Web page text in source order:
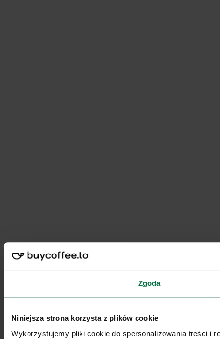
Zgoda
Niniejsza strona korzysta z plików cookie
Wykorzystujemy pliki cookie do spersonalizowania treści i